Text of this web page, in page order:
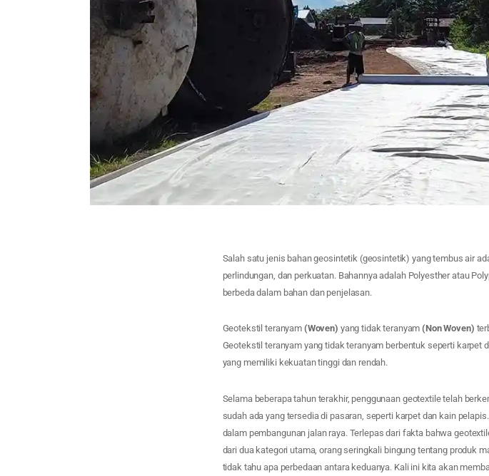
Salah satu jenis bahan geosintetik (geosintetik) yang tembus air
perlindungan, dan perkuatan. Bahannya adalah Polyesther atau
berbeda dalam bahan dan penjelasan.
Geotekstil teranyam (Woven) yang tidak teranyam(Non Woven)
Geotekstil teranyam yang tidak teranyam berbentuk seperti
yang memiliki kekuatan tinggi dan rendah.
Selama beberapa tahun terakhir, penggunaan geotextile telah
sudah ada yang tersedia di pasaran, seperti karpet dan kain
dalam pembangunan jalan raya. Terlepas dari fakta bahwa
dari dua kategori utama, orang seringkali bingung tentang produk
tidak tahu apa perbedaan antara keduanya. Kali ini kita akan